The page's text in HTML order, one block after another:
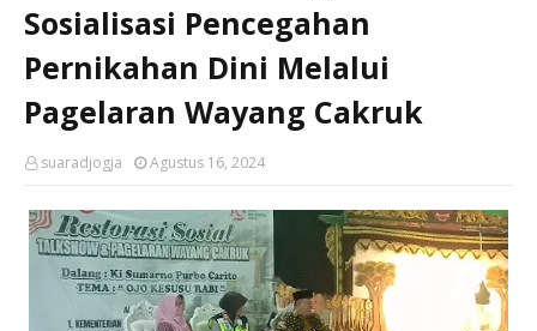
Sosialisasi Pencegahan
Pernikahan Dini Melalui
Pagelaran Wayang Cakruk
suaradjogja Agustus 16, 2024